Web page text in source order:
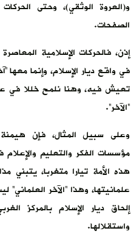
و(العروة الوثقي)، وحتى
الصفحات.
إذن، فالحركات الإسلامية
في واقع ديار الإسلام، وإنما معها
تعيش فيه، وهنا نلمح خللا في
“الآخر”.
وعلى سبيل المثال، فإن
مؤسسات الفكر والتعليم
هذه الأمة تيارا متغربا، يتبني
علمانيتها، وهذا “الآخر
إلحاق ديار الإسلام بالمركز
واستقلالها.